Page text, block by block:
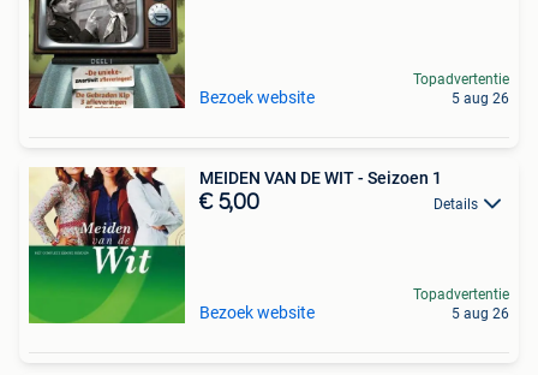
Bezoek website
Topadvertentie
5 aug 26
MEIDEN VAN DE WIT - Seizoen 1
€ 5,00 Details
Bezoek website
Topadvertentie
5 aug 26